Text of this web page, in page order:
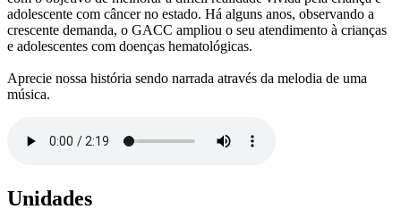
adolescente com câncer no estado. Há alguns anos, observando a
crescente demanda, o GACC ampliou o seu atendimento à crianças
e adolescentes com doenças hematológicas.
Aprecie nossa história sendo narrada através da melodia de uma
música.
Unidades